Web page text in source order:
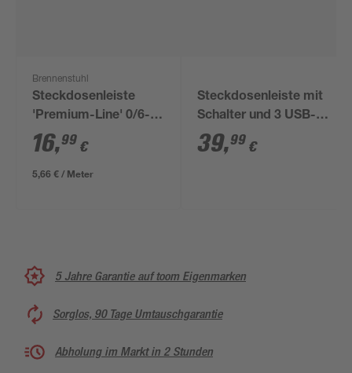
Brennenstuhl
Steckdosenleiste
'Premium-Line' 0/6-
fach schwarz 3 m
16,99 €
5,66 € / Meter
Steckdosenleiste mit
Schalter und 3 USB-
Ports weiß/grau 3-
fach
39,99 €
5 Jahre Garantie auf toom Eigenmarken
Sorglos, 90 Tage Umtauschgarantie
Abholung im Markt in 2 Stunden